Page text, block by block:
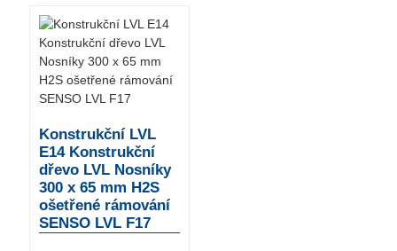
Konstrukční LVL
E14 Konstrukční
dřevo LVL Nosníky
300 x 65 mm H2S
ošetřené rámování
SENSO LVL F17